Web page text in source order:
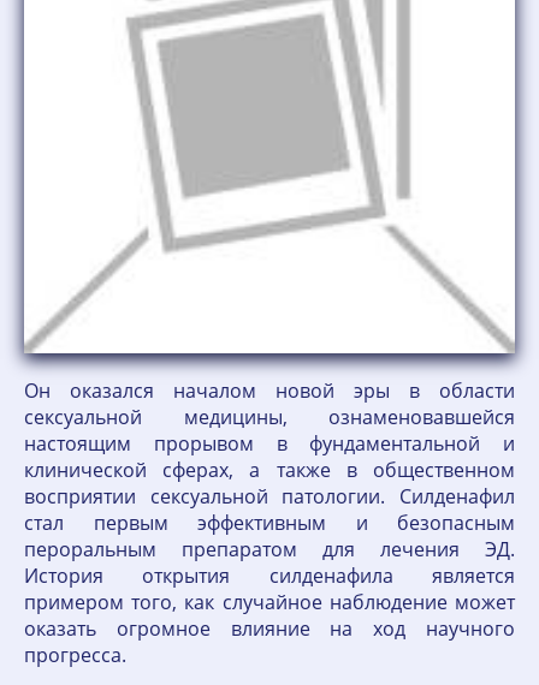
Он оказался началом новой эры в области
сексуальной медицины, ознаменовавшейся
настоящим прорывом в фундаментальной и
клинической сферах, а также в общественном
восприятии сексуальной патологии. Силденафил
стал первым эффективным и безопасным
пероральным препаратом для лечения ЭД.
История открытия силденафила является
примером того, как случайное наблюдение может
оказать огромное влияние на ход научного
прогресса.